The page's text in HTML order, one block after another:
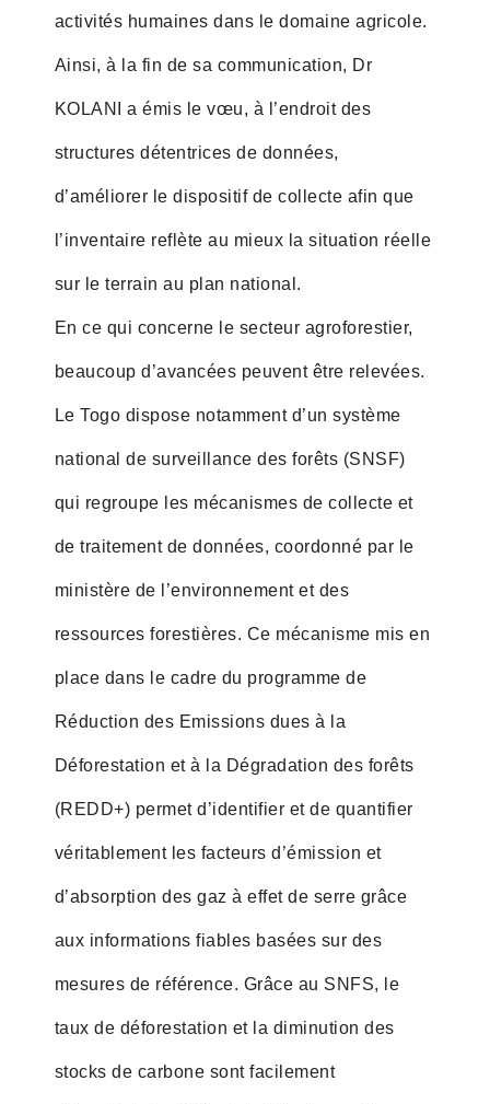
activités humaines dans le domaine agricole.
Ainsi, à la fin de sa communication, Dr
KOLANI a émis le vœu, à l’endroit des
structures détentrices de données,
d’améliorer le dispositif de collecte afin que
l’inventaire reflète au mieux la situation réelle
sur le terrain au plan national.
En ce qui concerne le secteur agroforestier,
beaucoup d’avancées peuvent être relevées.
Le Togo dispose notamment d’un système
national de surveillance des forêts (SNSF)
qui regroupe les mécanismes de collecte et
de traitement de données, coordonné par le
ministère de l’environnement et des
ressources forestières. Ce mécanisme mis en
place dans le cadre du programme de
Réduction des Emissions dues à la
Déforestation et à la Dégradation des forêts
(REDD+) permet d’identifier et de quantifier
véritablement les facteurs d’émission et
d’absorption des gaz à effet de serre grâce
aux informations fiables basées sur des
mesures de référence. Grâce au SNFS, le
taux de déforestation et la diminution des
stocks de carbone sont facilement